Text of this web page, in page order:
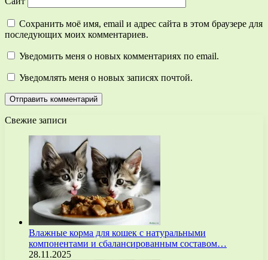
Сохранить моё имя, email и адрес сайта в этом браузере для
последующих моих комментариев.
Уведомить меня о новых комментариях по email.
Уведомлять меня о новых записях почтой.
Свежие записи
Влажные корма для кошек с натуральными
компонентами и сбалансированным составом…
28.11.2025